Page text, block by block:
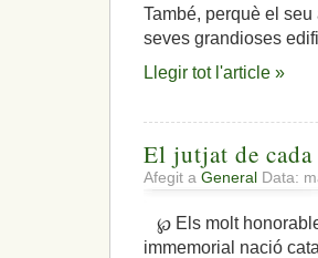
També, perquè el
seves grandioses
Llegir tot l'article »
El jutjat de
Afegit a General Data:
℘ Els molt
immemorial nació